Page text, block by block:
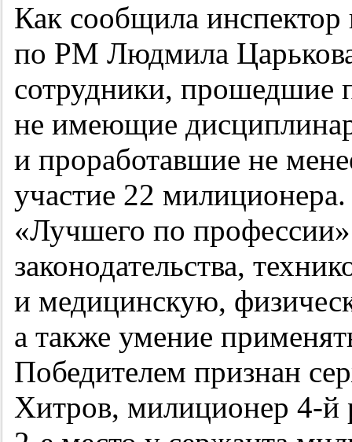
Как сообщила
по РМ Людмила
сотрудники, прошедшие
не имеющие
и проработавшие не
участие 22
«Лучшего по
законодательства,
и медицинскую,
а также умение
Победителем признан
Хитров, милиционер 4-й